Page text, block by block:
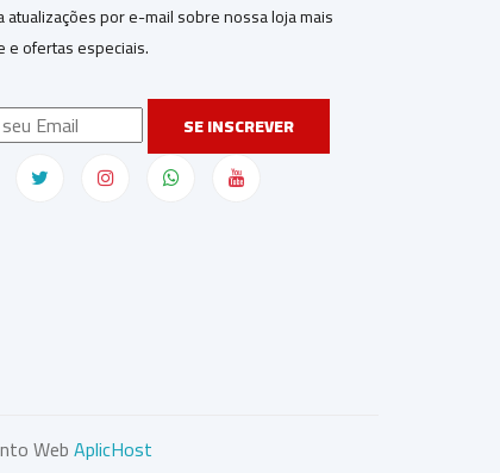
atualizações por e-mail sobre nossa loja mais
e ofertas especiais.
SE INSCREVER
WebAplicHost